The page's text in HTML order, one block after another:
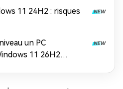
11 24H2 : risques
un PC
11 26H2